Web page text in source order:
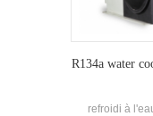
R134a water
refroidi à